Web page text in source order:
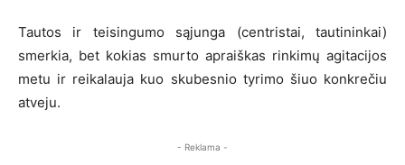
Tautos ir teisingumo sąjunga (centristai, tautininkai)
smerkia, bet kokias smurto apraiškas rinkimų agitacijos
metu ir reikalauja kuo skubesnio tyrimo šiuo konkrečiu
atveju.
- Reklama -